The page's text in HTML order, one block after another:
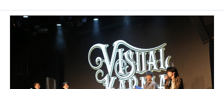
最新記事一覧
声優記事一覧
アニメ映画一覧 実写化映画一覧